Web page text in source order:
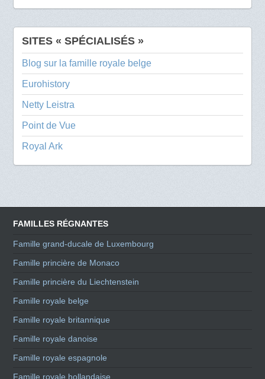
SITES « SPÉCIALISÉS »
Blog sur la famille royale belge
Eurohistory
Netty Leistra
Point de Vue
Royal Ark
FAMILLES RÉGNANTES
Famille grand-ducale de Luxembourg
Famille princière de Monaco
Famille princière du Liechtenstein
Famille royale belge
Famille royale britannique
Famille royale danoise
Famille royale espagnole
Famille royale hollandaise